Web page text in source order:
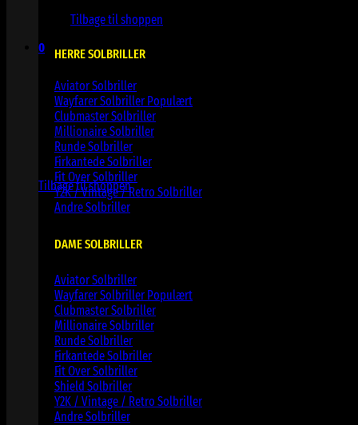
Tilbage til shoppen
0
Kurv
Ingen varer i kurven.
Tilbage til shoppen
HERRE SOLBRILLER
Aviator Solbriller
Wayfarer Solbriller
Clubmaster Solbriller
Millionaire Solbriller
Runde Solbriller
Firkantede Solbriller
Fit Over Solbriller
Y2K / Vintage / Retro Solbriller
Andre Solbriller
DAME SOLBRILLER
Aviator Solbriller
Wayfarer Solbriller
Clubmaster Solbriller
Millionaire Solbriller
Runde Solbriller
Firkantede Solbriller
Fit Over Solbriller
Shield Solbriller
Y2K / Vintage / Retro Solbriller
Andre Solbriller